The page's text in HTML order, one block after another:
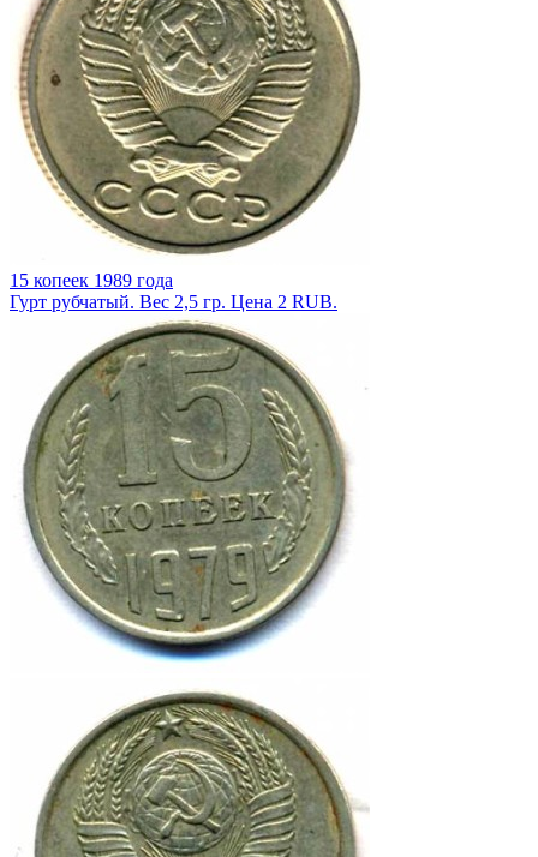
15 копеек 1989 года
Гурт рубчатый. Вес 2,5 гр. Цена 2 RUB.